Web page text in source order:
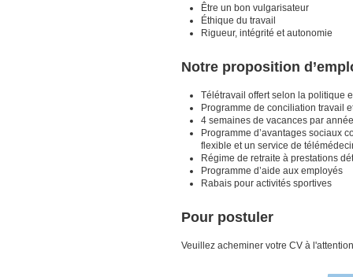
Être un bon vulgarisateur
Éthique du travail
Rigueur, intégrité et autonomie
Notre proposition
Télétravail offert selon la politique
Programme de conciliation travail
4 semaines de vacances par
Programme d’avantages sociaux
flexible et un service de
Régime de retraite à prestations
Programme d’aide aux employés
Rabais pour activités sportives
Pour postuler
Veuillez acheminer votre CV à